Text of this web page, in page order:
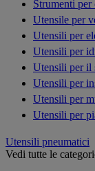
Strumenti per
Utensile per
Utensili per
Utensili per
Utensili per il
Utensili per
Utensili per
Utensili per
Utensili pneumatici
Vedi tutte le